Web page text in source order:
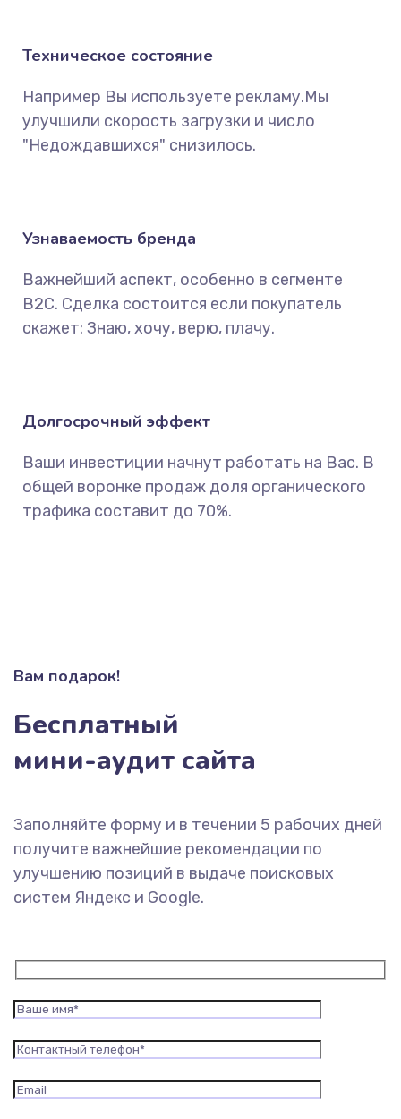
Техническое состояние
Например Вы используете рекламу.Мы
улучшили скорость загрузки и число
"Недождавшихся" снизилось.
Узнаваемость бренда
Важнейший аспект, особенно в сегменте
B2C. Сделка состоится если покупатель
скажет: Знаю, хочу, верю, плачу.
Долгосрочный эффект
Ваши инвестиции начнут работать на Вас. В
общей воронке продаж доля органического
трафика составит до 70%.
Вам подарок!
Бесплатный
мини-аудит сайта
Заполняйте форму и в течении 5 рабочих дней
получите важнейшие рекомендации по
улучшению позиций в выдаче поисковых
систем Яндекс и Google.